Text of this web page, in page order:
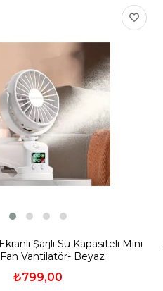
Şarjlı Su Kapasiteli Mini
Vantilatör- Beyaz
₺799,00